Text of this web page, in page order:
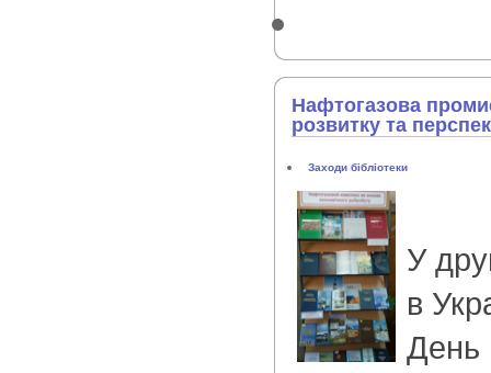
Нафтогазова
розвитку та
Заходи бібліотеки
У
в
День